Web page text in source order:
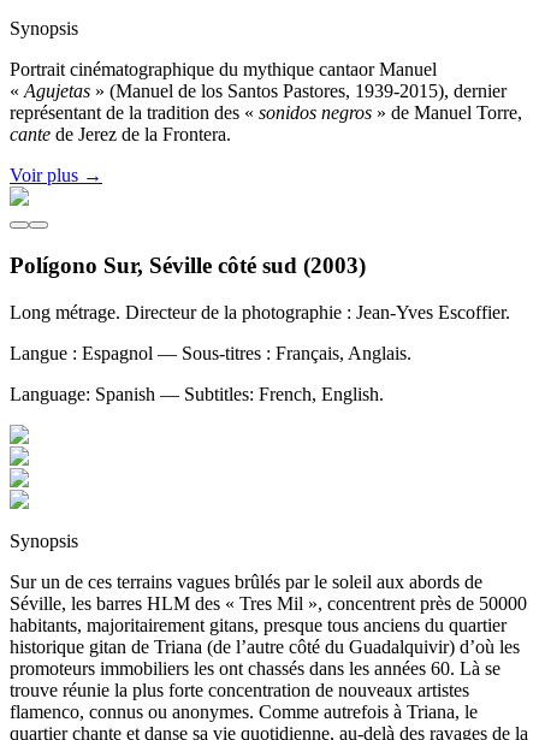
Synopsis
Portrait cinématographique du mythique cantaor Manuel
« Agujetas » (Manuel de los Santos Pastores, 1939-2015), dernier
représentant de la tradition des « sonidos negros » de Manuel Torre,
cante de Jerez de la Frontera.
Voir plus →
Polígono Sur, Séville côté sud (2003)
Long métrage. Directeur de la photographie : Jean-Yves Escoffier.
Langue : Espagnol — Sous-titres : Français, Anglais.
Language: Spanish — Subtitles: French, English.
Synopsis
Sur un de ces terrains vagues brûlés par le soleil aux abords de
Séville, les barres HLM des « Tres Mil », concentrent près de 50000
habitants, majoritairement gitans, presque tous anciens du quartier
historique gitan de Triana (de l’autre côté du Guadalquivir) d’où les
promoteurs immobiliers les ont chassés dans les années 60. Là se
trouve réunie la plus forte concentration de nouveaux artistes
flamenco, connus ou anonymes. Comme autrefois à Triana, le
quartier chante et danse sa vie quotidienne, au-delà des ravages de la